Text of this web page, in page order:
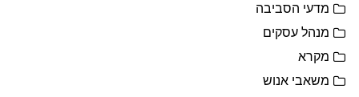
מדעי הסביבה
מנהל עסקים
מקרא
משאבי אנוש